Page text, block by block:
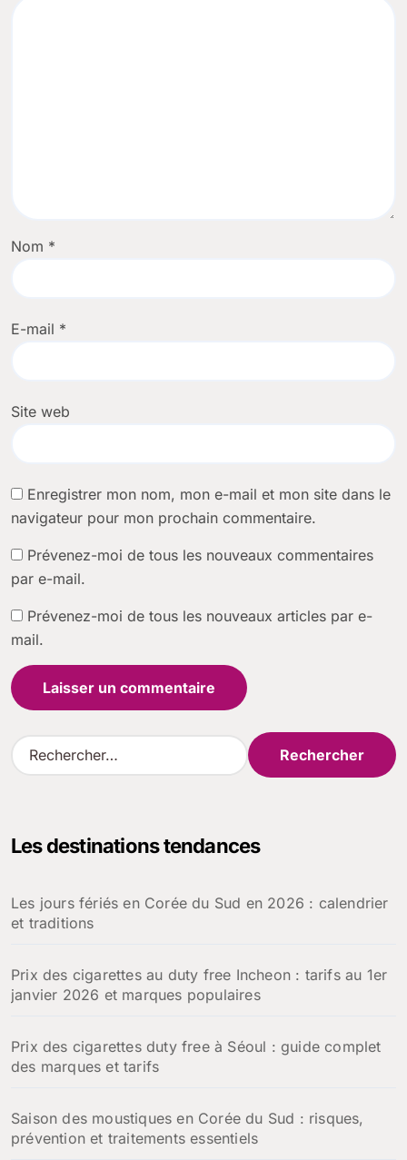
Nom *
E-mail *
Site web
Enregistrer mon nom, mon e-mail et mon site dans le
navigateur pour mon prochain commentaire.
Prévenez-moi de tous les nouveaux commentaires
par e-mail.
Prévenez-moi de tous les nouveaux articles par e-
mail.
R
e
r
e
r
Les destinations tendances
Les jours fériés en Corée du Sud en 2026 : calendrier
et traditions
Prix des cigarettes au duty free Incheon : tarifs au 1er
janvier 2026 et marques populaires
Prix des cigarettes duty free à Séoul : guide complet
des marques et tarifs
Saison des moustiques en Corée du Sud : risques,
prévention et traitements essentiels